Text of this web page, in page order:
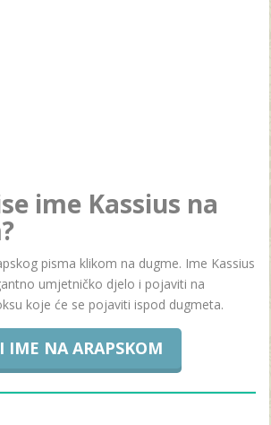
ime Kassius na
pisma klikom na dugme. Ime Kassius
umjetničko djelo i pojaviti na
koje će se pojaviti ispod dugmeta.
IME NA ARAPSKOM